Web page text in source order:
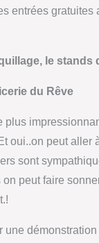
entrées gratuites
le stands
du Rêve
plus
oui..on peut aller
sont
peut faire
une